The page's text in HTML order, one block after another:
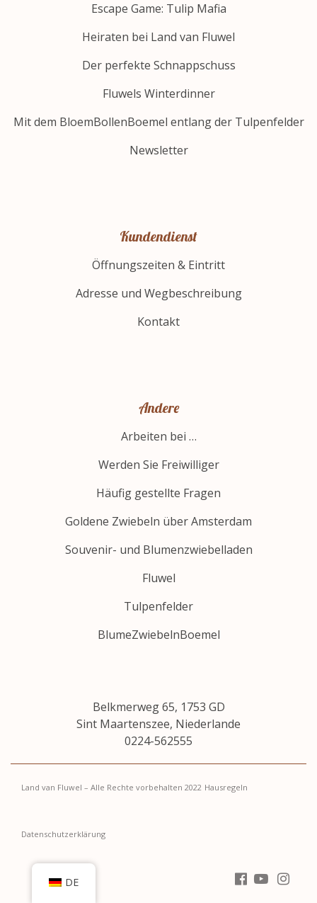
Escape Game: Tulip Mafia
Heiraten bei Land van Fluwel
Der perfekte Schnappschuss
Fluwels Winterdinner
Mit dem BloemBollenBoemel entlang der Tulpenfelder
Newsletter
Kundendienst
Öffnungszeiten & Eintritt
Adresse und Wegbeschreibung
Kontakt
Andere
Arbeiten bei …
Werden Sie Freiwilliger
Häufig gestellte Fragen
Goldene Zwiebeln über Amsterdam
Souvenir- und Blumenzwiebelladen
Fluwel
Tulpenfelder
BlumeZwiebelnBoemel
Belkmerweg 65, 1753 GD
Sint Maartenszee, Niederlande
0224-562555
Land van Fluwel – Alle Rechte vorbehalten 2022 Hausregeln
Datenschutzerklärung
DE